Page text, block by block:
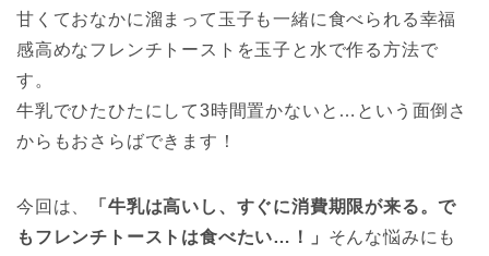
甘くておなかに溜まって玉子も一緒に食べられる幸福
感高めなフレンチトーストを玉子と水で作る方法で
す。
牛乳でひたひたにして3時間置かないと…という面倒さ
からもおさらばできます！
今回は、
「牛乳は高いし、すぐに消費期限が来る。で
もフレンチトーストは食べたい…！」 そんな悩みにも